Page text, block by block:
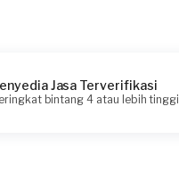
Jasa Terverifikasi
bintang 4 atau lebih tinggi